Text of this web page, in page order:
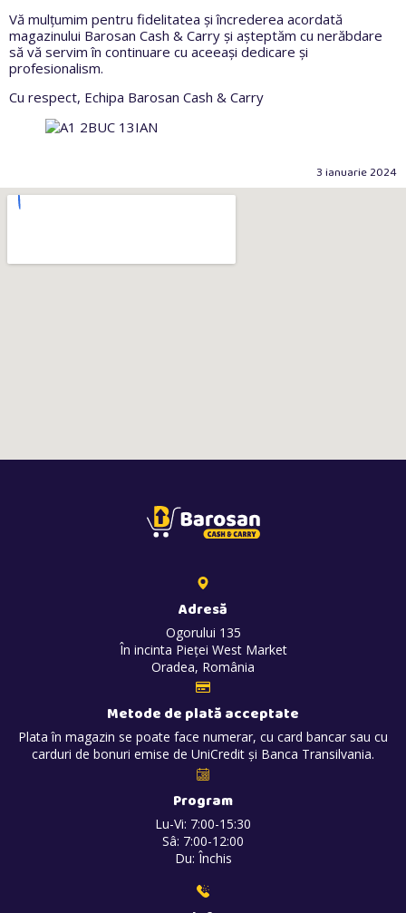
Vă mulțumim pentru fidelitatea și încrederea acordată
magazinului Barosan Cash & Carry și așteptăm cu nerăbdare
să vă servim în continuare cu aceeași dedicare și
profesionalism.
Cu respect, Echipa Barosan Cash & Carry
3 ianuarie 2024
Adresă
Ogorului 135
În incinta Pieței West Market
Oradea, România
Metode de plată acceptate
Plata în magazin se poate face numerar, cu card bancar sau cu
carduri de bonuri emise de UniCredit și Banca Transilvania.
Program
Lu-Vi: 7:00-15:30
Sâ: 7:00-12:00
Du: Închis